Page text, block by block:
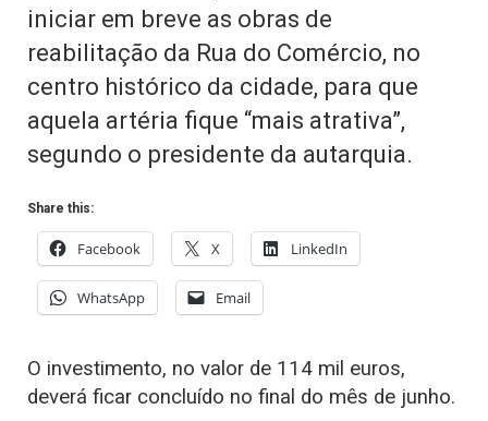
iniciar em breve as obras de
reabilitação da Rua do Comércio, no
centro histórico da cidade, para que
aquela artéria fique “mais atrativa”,
segundo o presidente da autarquia.
Share this:
Facebook X LinkedIn
WhatsApp Email
O investimento, no valor de 114 mil euros,
deverá ficar concluído no final do mês de junho.